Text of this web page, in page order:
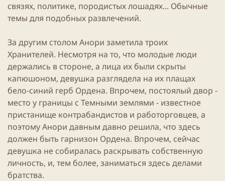
связях, политике, породистых лошадях... Обычные
темы для подобных развлечений.
За другим столом Анори заметила троих
Хранителей. Несмотря на то, что молодые люди
держались в стороне, а лица их были скрыты
капюшоном, девушка разглядела на их плащах
бело-синий герб Ордена. Впрочем, постоялый двор -
место у границы с Темными землями - известное
пристанище контрабандистов и работорговцев, а
поэтому Анори давным давно решила, что здесь
должен быть гарнизон Ордена. Впрочем, сейчас
девушка не собиралась раскрывать собственную
личность, и, тем более, заниматься здесь делами
братства.